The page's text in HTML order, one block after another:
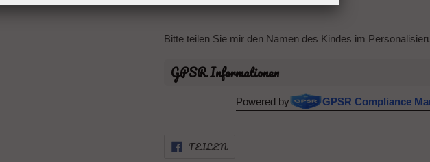
Bitte teilen Sie mir den Namen des Kindes im
GPSR Informationen
Powered by GPSR Compliance
TEILENFACEBOOK